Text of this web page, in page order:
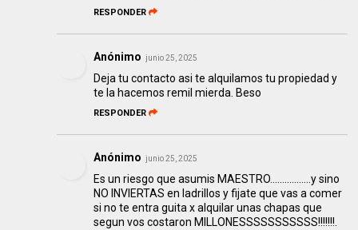
RESPONDER
Anónimo junio 25, 2025
Deja tu contacto asi te alquilamos tu propiedad y
te la hacemos remil mierda. Beso
RESPONDER
Anónimo junio 25, 2025
Es un riesgo que asumis MAESTRO.................y sino
NO INVIERTAS en ladrillos y fijate que vas a comer
si no te entra guita x alquilar unas chapas que
segun vos costaron MILLONESSSSSSSSSSS!!!!!!!.